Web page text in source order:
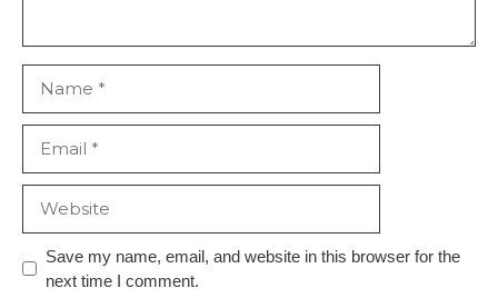
Save my name, email, and website in this browser for the
next time I comment.